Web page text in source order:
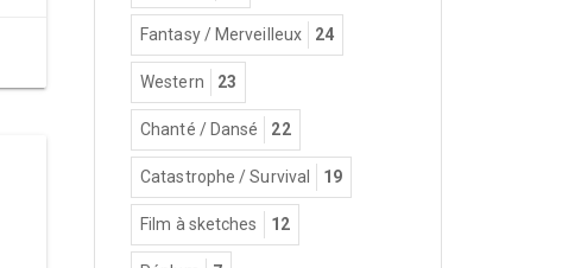
Fantasy / Merveilleux 24
Western 23
Chanté / Dansé 22
Catastrophe / Survival 19
Film à sketches 12